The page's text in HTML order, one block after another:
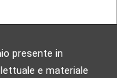
presente in
e materiale